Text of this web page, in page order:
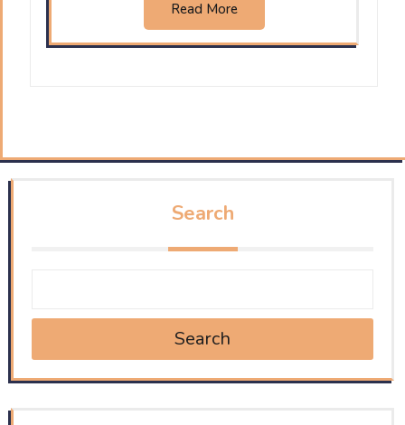
Read More
Search
Search